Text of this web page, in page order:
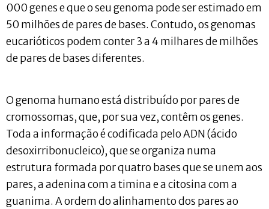
000 genes e que o seu genoma pode ser estimado em
50 milhões de pares de bases. Contudo, os genomas
eucarióticos podem conter 3 a 4 milhares de milhões
de pares de bases diferentes.
O genoma humano está distribuído por pares de
cromossomas, que, por sua vez, contêm os genes.
Toda a informação é codificada pelo ADN (ácido
desoxirribonucleico), que se organiza numa
estrutura formada por quatro bases que se unem aos
pares, a adenina com a timina e a citosina com a
guanima. A ordem do alinhamento dos pares ao